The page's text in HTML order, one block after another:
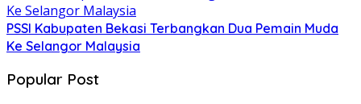
PSSI Kabupaten Bekasi Terbangkan Dua Pemain Muda
Ke Selangor Malaysia
Popular Post